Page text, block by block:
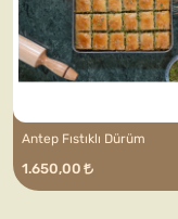
Antep Fıstıklı Dürüm
1.650,00